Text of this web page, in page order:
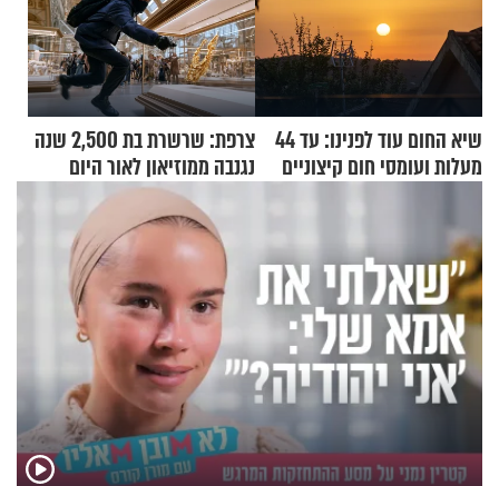
שיא החום עוד לפנינו: עד 44
מעלות ועומסי חום קיצוניים
צרפת: שרשרת בת 2,500 שנה
נגנבה ממוזיאון לאור היום